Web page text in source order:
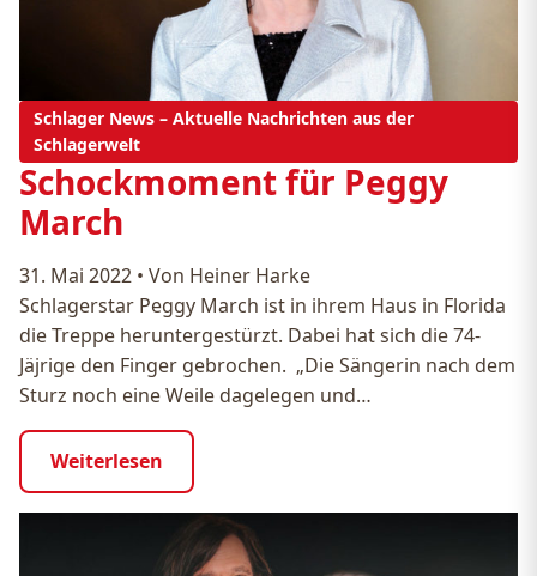
Schlager News – Aktuelle Nachrichten aus der
Schlagerwelt
Schockmoment für Peggy
March
31. Mai 2022 • Von Heiner Harke
Schlagerstar Peggy March ist in ihrem Haus in Florida
die Treppe heruntergestürzt. Dabei hat sich die 74-
Jäjrige den Finger gebrochen. „Die Sängerin nach dem
Sturz noch eine Weile dagelegen und…
Weiterlesen